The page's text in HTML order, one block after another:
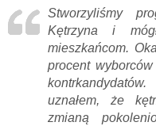
Stworzyliśmy
Kętrzyna i
mieszkańcom.
procent
uznałem, że
zmianą